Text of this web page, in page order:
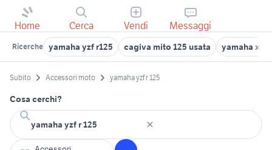
Home Cerca Vendi Messaggi
Ricerche yamaha yzf r125 cagiva mito 125 usata yamaha x-
Subito Accessori moto yamaha yzf r 125
Cosa cerchi?